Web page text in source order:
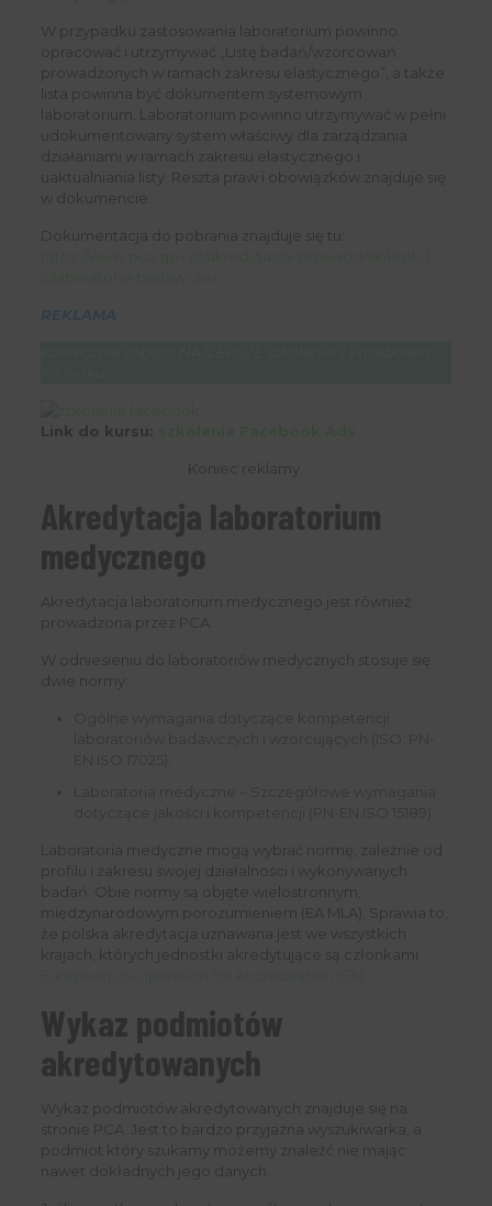
W przypadku zastosowania laboratorium powinno
opracować i utrzymywać „Listę badań/wzorcowań
prowadzonych w ramach zakresu elastycznego”, a także
lista powinna być dokumentem systemowym
laboratorium. Laboratorium powinno utrzymywać w pełni
udokumentowany system właściwy dla zarządzania
działaniami w ramach zakresu elastycznego i
uaktualniania listy. Reszta praw i obowiązków znajduje się
w dokumencie.
Dokumentacja do pobrania znajduje się tu:
REKLAMA
Link do kursu:
Koniec reklamy.
Akredytacja laboratorium
medycznego
Akredytacja laboratorium medycznego jest również
prowadzona przez PCA.
W odniesieniu do laboratoriów medycznych stosuje się
dwie normy:
Laboratoria medyczne mogą wybrać normę, zależnie od
profilu i zakresu swojej działalności i wykonywanych
badań. Obie normy są objęte wielostronnym,
międzynarodowym porozumieniem (EA MLA). Sprawia to,
że polska akredytacja uznawana jest we wszystkich
krajach, których jednostki akredytujące są członkami
Wykaz podmiotów
akredytowanych
Wykaz podmiotów akredytowanych znajduje się na
stronie PCA. Jest to bardzo przyjazna wyszukiwarka, a
podmiot który szukamy możemy znaleźć nie mając
nawet dokładnych jego danych.